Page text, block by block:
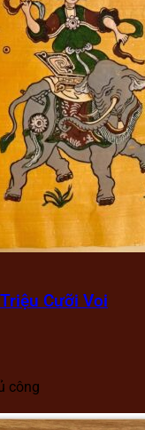
Cưỡi Voi
công